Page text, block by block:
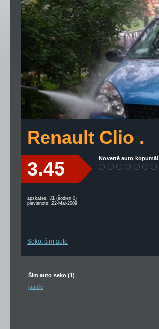
Renault Clio .
3.45 Novertē auto kopumā!
apskates: 31 (šodien 0)
pievienots: 22-Mai-2009
Sekot šim auto
Šim auto seko (1)
jaaniic